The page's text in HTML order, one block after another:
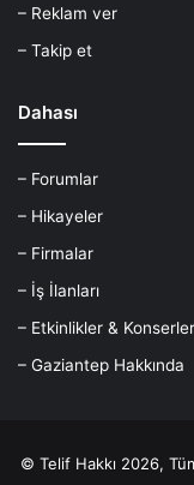
– Reklam ver
– Takip et
Dahası
– Forumlar
– Hikayeler
– Firmalar
– İş İlanları
– Etkinlikler & Konserler
– Gaziantep Hakkında
© Telif Hakkı 2026,